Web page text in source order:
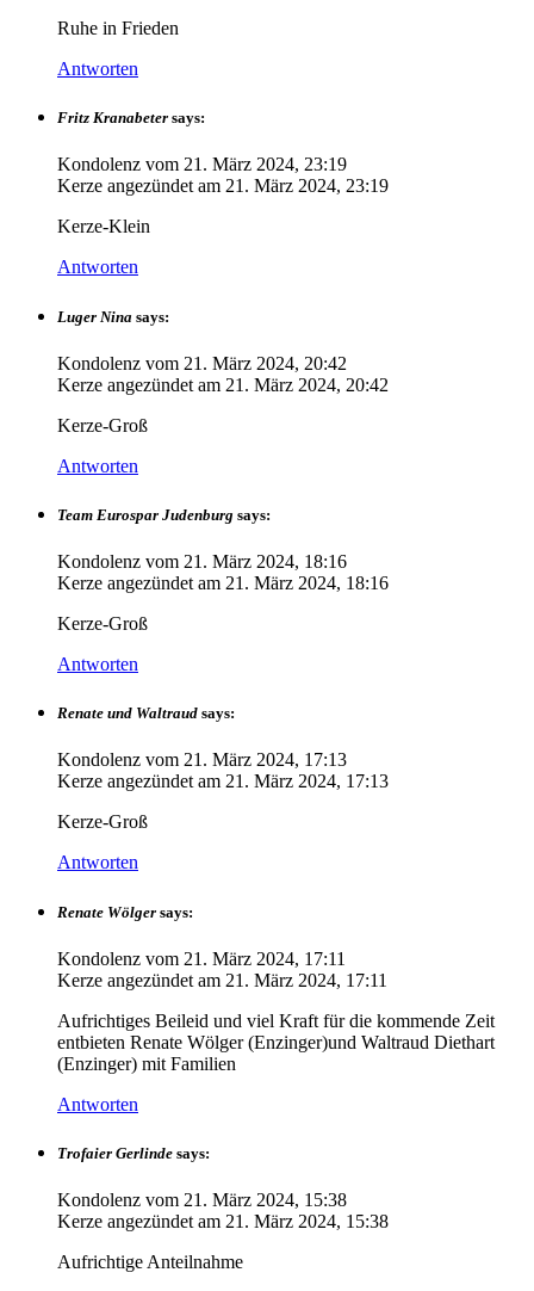
Ruhe in Frieden
Antworten
Fritz Kranabeter says:
Kondolenz vom 21. März 2024, 23:19
Kerze angezündet am 21. März 2024, 23:19
Kerze-Klein
Antworten
Luger Nina says:
Kondolenz vom 21. März 2024, 20:42
Kerze angezündet am 21. März 2024, 20:42
Kerze-Groß
Antworten
Team Eurospar Judenburg says:
Kondolenz vom 21. März 2024, 18:16
Kerze angezündet am 21. März 2024, 18:16
Kerze-Groß
Antworten
Renate und Waltraud says:
Kondolenz vom 21. März 2024, 17:13
Kerze angezündet am 21. März 2024, 17:13
Kerze-Groß
Antworten
Renate Wölger says:
Kondolenz vom 21. März 2024, 17:11
Kerze angezündet am 21. März 2024, 17:11
Aufrichtiges Beileid und viel Kraft für die kommende Zeit
entbieten Renate Wölger (Enzinger)und Waltraud Diethart
(Enzinger) mit Familien
Antworten
Trofaier Gerlinde says:
Kondolenz vom 21. März 2024, 15:38
Kerze angezündet am 21. März 2024, 15:38
Aufrichtige Anteilnahme